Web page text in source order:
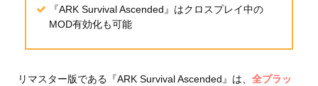
『ARK Survival Ascended』はクロスプレイ中の
MOD有効化も可能
リマスター版である『ARK Survival Ascended』は、 全プラッ